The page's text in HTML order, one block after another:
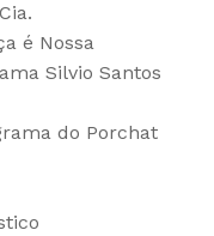
é Nossa
Silvio Santos
do Porchat